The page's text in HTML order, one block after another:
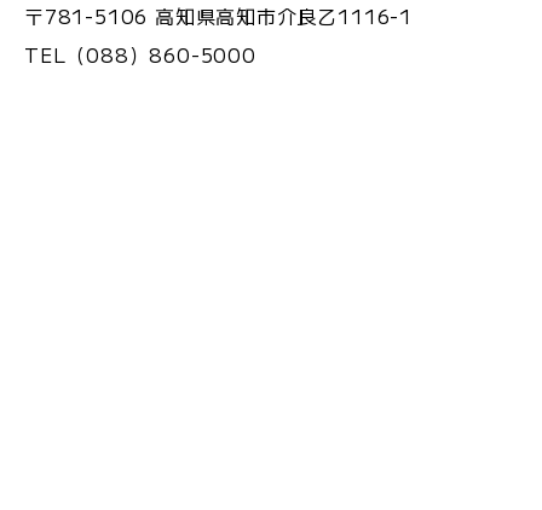
〒781-5106 高知県高知市介良乙1116-1
TEL（088）860-5000